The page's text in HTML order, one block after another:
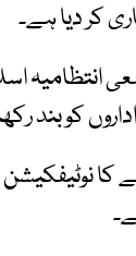
کر دیا ہے۔
کو بند